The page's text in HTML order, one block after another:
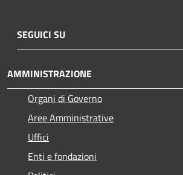
SEGUICI SU
AMMINISTRAZIONE
Organi di Governo
Aree Amministrative
Uffici
Enti e fondazioni